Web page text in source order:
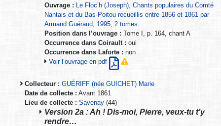
Ouvrage : Le Floc’h (Joseph), Chants populaires du Comté
Nantais et du Bas-Poitou recueillis entre 1856 et 1861 par
Armand Guéraud, 1995, 2 tomes.
Position dans l’ouvrage : Tome I, p. 164, chant A
Occurrence dans Coirault : oui
Occurrence dans Laforte : non
Voir l’ouvrage en pdf
Collecteur : GUÉRIFF (née GUICHET) Marie
Date de collecte : Avant 1861
Lieu de collecte : Savenay (44)
Version 2a : Ah ! Dis-moi, Pierre, veux-tu t’y
rendre…